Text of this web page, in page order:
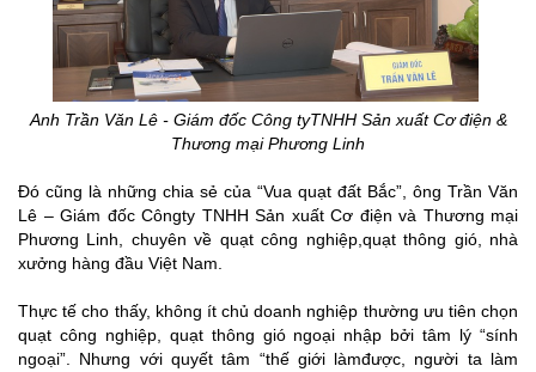
Anh Trần Văn Lê - Giám đốc Công tyTNHH Sản xuất Cơ điện &
Thương mại Phương Linh
Đó cũng là những chia sẻ của “Vua quạt đất Bắc”, ông Trần Văn
Lê – Giám đốc Côngty TNHH Sản xuất Cơ điện và Thương mại
Phương Linh, chuyên về quạt công nghiệp,quạt thông gió, nhà
xưởng hàng đầu Việt Nam.
Thực tế cho thấy, không ít chủ doanh nghiệp thường ưu tiên chọn
quạt công nghiệp, quạt thông gió ngoại nhập bởi tâm lý “sính
ngoại”. Nhưng với quyết tâm “thế giới làmđược, người ta làm